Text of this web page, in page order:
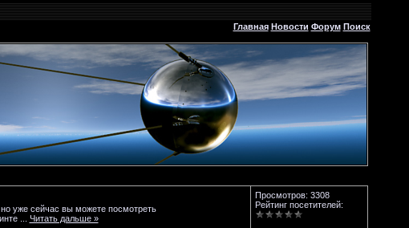
Главная Новости Форум Поиск
уже сейчас вы можете посмотреть
Читать дальше »
Просмотров: 3308
Рейтинг посетителей: